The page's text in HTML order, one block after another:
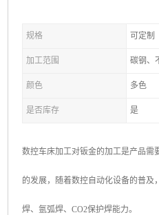
规格 可定制
加工范围 碳钢、
颜色 多色
是否库存 是
数控车床加工对钣金的加工是产品需
的发展，随着数控自动化设备的普
焊、氩弧焊、CO2保护焊能力。